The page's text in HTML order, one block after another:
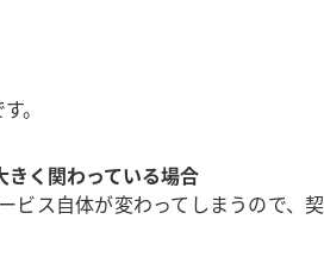
。
く関わっている場合
ビス自体が変わってしまうので、契